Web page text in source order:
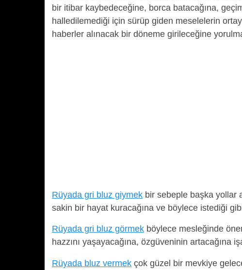
bir itibar kaybedeceğine, borca batacağına,
halledilemediği için sürüp giden meselelerin
haberler alınacak bir döneme girileceğine
Rüyada gri bluz giymek bir sebeple başka yollar
sakin bir hayat kuracağına ve böylece istediği
Rüyada gri bluz görmek böylece mesleğinde
hazzını yaşayacağına, özgüveninin artacağına
Rüyada bluz vermek çok güzel bir mevkiye